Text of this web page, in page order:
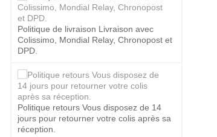
Politique de livraison Livraison avec
Colissimo, Mondial Relay, Chronopost et
DPD.
Politique retours Vous disposez de 14
jours pour retourner votre colis après sa
réception.